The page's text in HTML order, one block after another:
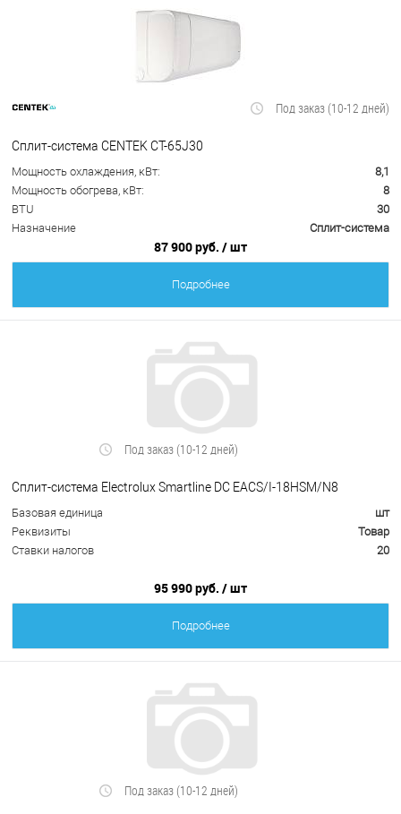
Под заказ (10-12 дней)
Сплит-система CENTEK CT-65J30
Мощность охлаждения, кВт:
8,1
Мощность обогрева, кВт:
8
BTU
30
Назначение
Сплит-система
87 900 руб. / шт
Подробнее
Под заказ (10-12 дней)
Сплит-система Electrolux Smartline DC EACS/I-18HSM/N8
Базовая единица
шт
Реквизиты
Товар
Ставки налогов
20
95 990 руб. / шт
Подробнее
Под заказ (10-12 дней)